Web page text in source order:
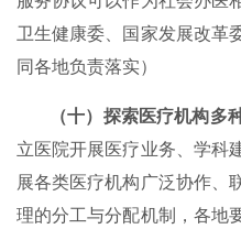
卫生健康委、国家发展改革
同各地负责落实）
（十）探索医疗机构多
立医院开展医疗业务、学科
展各类医疗机构广泛协作、
理的分工与分配机制，各地